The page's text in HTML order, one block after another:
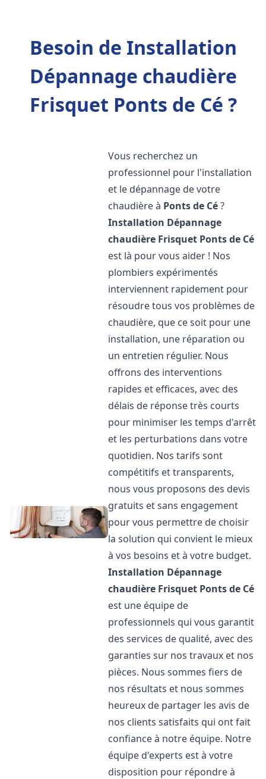
Besoin de Installation
Dépannage chaudière
Frisquet Ponts de Cé ?
Vous recherchez un
professionnel pour l'installation
et le dépannage de votre
chaudière à Ponts de Cé?
Installation Dépannage
chaudière Frisquet Ponts de Cé
est là pour vous aider ! Nos
plombiers expérimentés
interviennent rapidement pour
résoudre tous vos problèmes de
chaudière, que ce soit pour une
installation, une réparation ou
un entretien régulier. Nous
offrons des interventions
rapides et efficaces, avec des
délais de réponse très courts
pour minimiser les temps d'arrêt
et les perturbations dans votre
quotidien. Nos tarifs sont
compétitifs et transparents,
nous vous proposons des devis
gratuits et sans engagement
pour vous permettre de choisir
la solution qui convient le mieux
à vos besoins et à votre budget.
Installation Dépannage
chaudière Frisquet Ponts de Cé
est une équipe de
professionnels qui vous garantit
des services de qualité, avec des
garanties sur nos travaux et nos
pièces. Nous sommes fiers de
nos résultats et nous sommes
heureux de partager les avis de
nos clients satisfaits qui ont fait
confiance à notre équipe. Notre
équipe d'experts est à votre
disposition pour répondre à